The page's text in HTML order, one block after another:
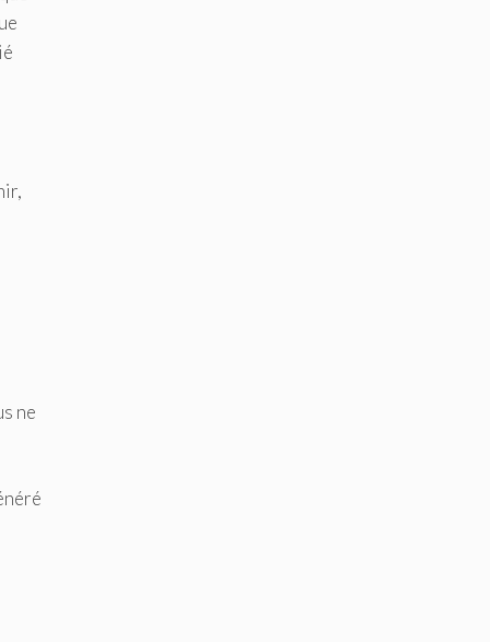
ne